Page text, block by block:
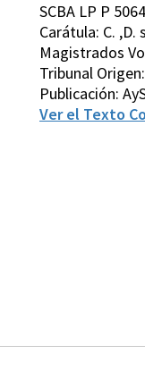
SCBA LP P
Carátula: C. ,D.
Magistrados
Tribunal
Publicación:
Ver el Texto